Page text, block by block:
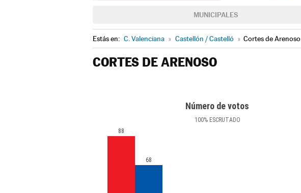
MUNICIPALES
Estás en: C. Valenciana » Castellón / Castelló » Cortes de Arenoso
CORTES DE ARENOSO
Número de votos
100%ESCRUTADO
88
68